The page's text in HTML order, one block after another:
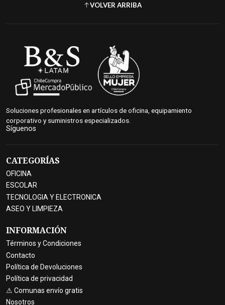
VOLVER ARRIBA
Soluciones profesionales en artículos de oficina, equipamiento
corporativo y suministros especializados.
Síguenos
CATEGORÍAS
OFICINA
ESCOLAR
TECNOLOGIA Y ELECTRONICA
ASEO Y LIMPIEZA
INFORMACIÓN
Términos y Condiciones
Contacto
Política de Devoluciones
Política de privacidad
⚠ Comunas envío gratis
Nosotros